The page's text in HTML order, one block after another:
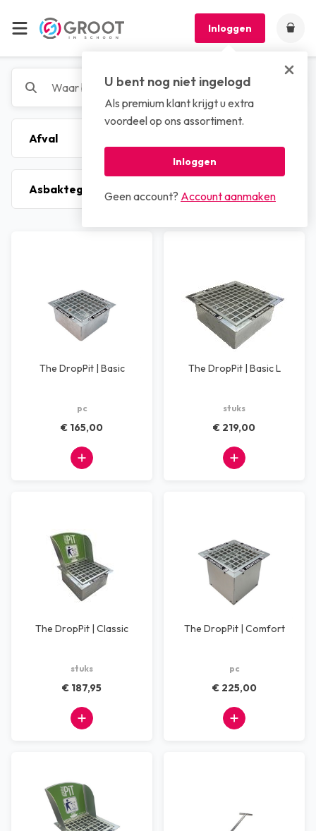
Inloggen
U bent nog niet ingelogd
Als premium klant krijgt u extra
voordeel op ons assortiment.
Inloggen
Geen account? Account aanmaken
The DropPit | Basic
pc
€ 165,00
The DropPit | Basic L
stuks
€ 219,00
The DropPit | Classic
stuks
€ 187,95
The DropPit | Comfort
pc
€ 225,00